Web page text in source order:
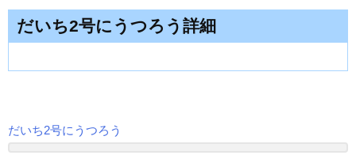
だいち2号にうつろう詳細
投
だいち2号にうつろう